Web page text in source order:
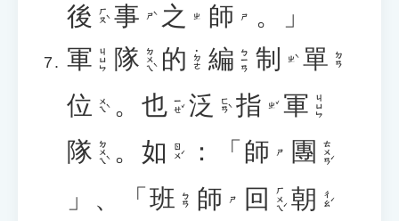
後 ㄏㄡˋ 事 ㄕˋ 之 ㄓ 師 ㄕ
。」
軍 ㄐㄩㄣ 隊 ㄉㄨㄟˋ 的 ˙ㄉㄜ 編 ㄅㄧㄢ 制 ㄓˋ 單 ㄉㄢ
位 ㄨㄟˋ 。 也 ㄧㄝˇ 泛 ㄈㄢˋ 指 ㄓˇ 軍 ㄐㄩㄣ
隊 ㄉㄨㄟˋ 。 如 ㄖㄨˊ ：「 師 ㄕ 團 ㄊㄨㄢˊ
」、「 班 ㄅㄢ 師 ㄕ 回 ㄏㄨㄟˊ 朝 ㄔㄠˊ